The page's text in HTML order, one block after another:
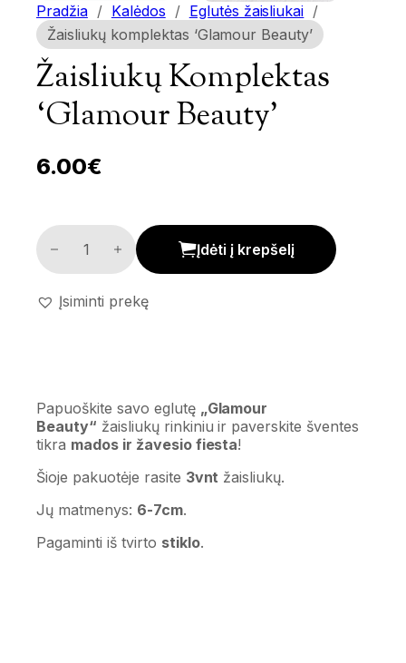
Pradžia / Kalėdos / Eglutės žaisliukai /
Žaisliukų komplektas ‘Glamour Beauty’
Žaisliukų Komplektas
‘Glamour Beauty’
6.00€
Žaisliukų komplektas 'Glamour Beauty' kiekis
Įdėti į krepšelį
Įsiminti prekę
Papuoškite savo eglutę „Glamour
Beauty“ žaisliukų rinkiniu ir paverskite šventes
tikra mados ir žavesio fiesta!
Šioje pakuotėje rasite 3vnt žaisliukų.
Jų matmenys: 6-7cm.
Pagaminti iš tvirto stiklo.